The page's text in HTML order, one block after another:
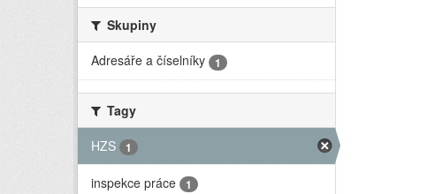
Skupiny
Adresáře a číselníky
1
Tagy
HZS
1
inspekce práce 1